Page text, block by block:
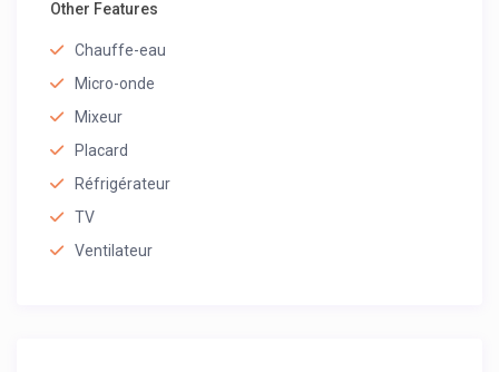
Other Features
Chauffe-eau
Micro-onde
Mixeur
Placard
Réfrigérateur
TV
Ventilateur